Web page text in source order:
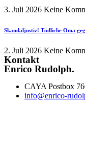
3. Juli 2026 Keine
Skandaljustiz! Tödliche Oma
2. Juli 2026 Keine
Kontakt
Enrico Rudolph.
CAYA Postbox
info@enrico-